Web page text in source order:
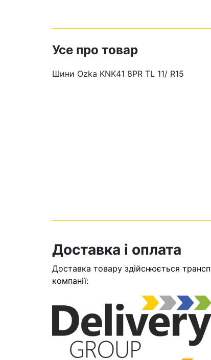
У
Усе про товар
Шини Ozka KNK41 8PR TL 11/ R15
Доставка і оплата
Доставка товару здійснюється
компанії: